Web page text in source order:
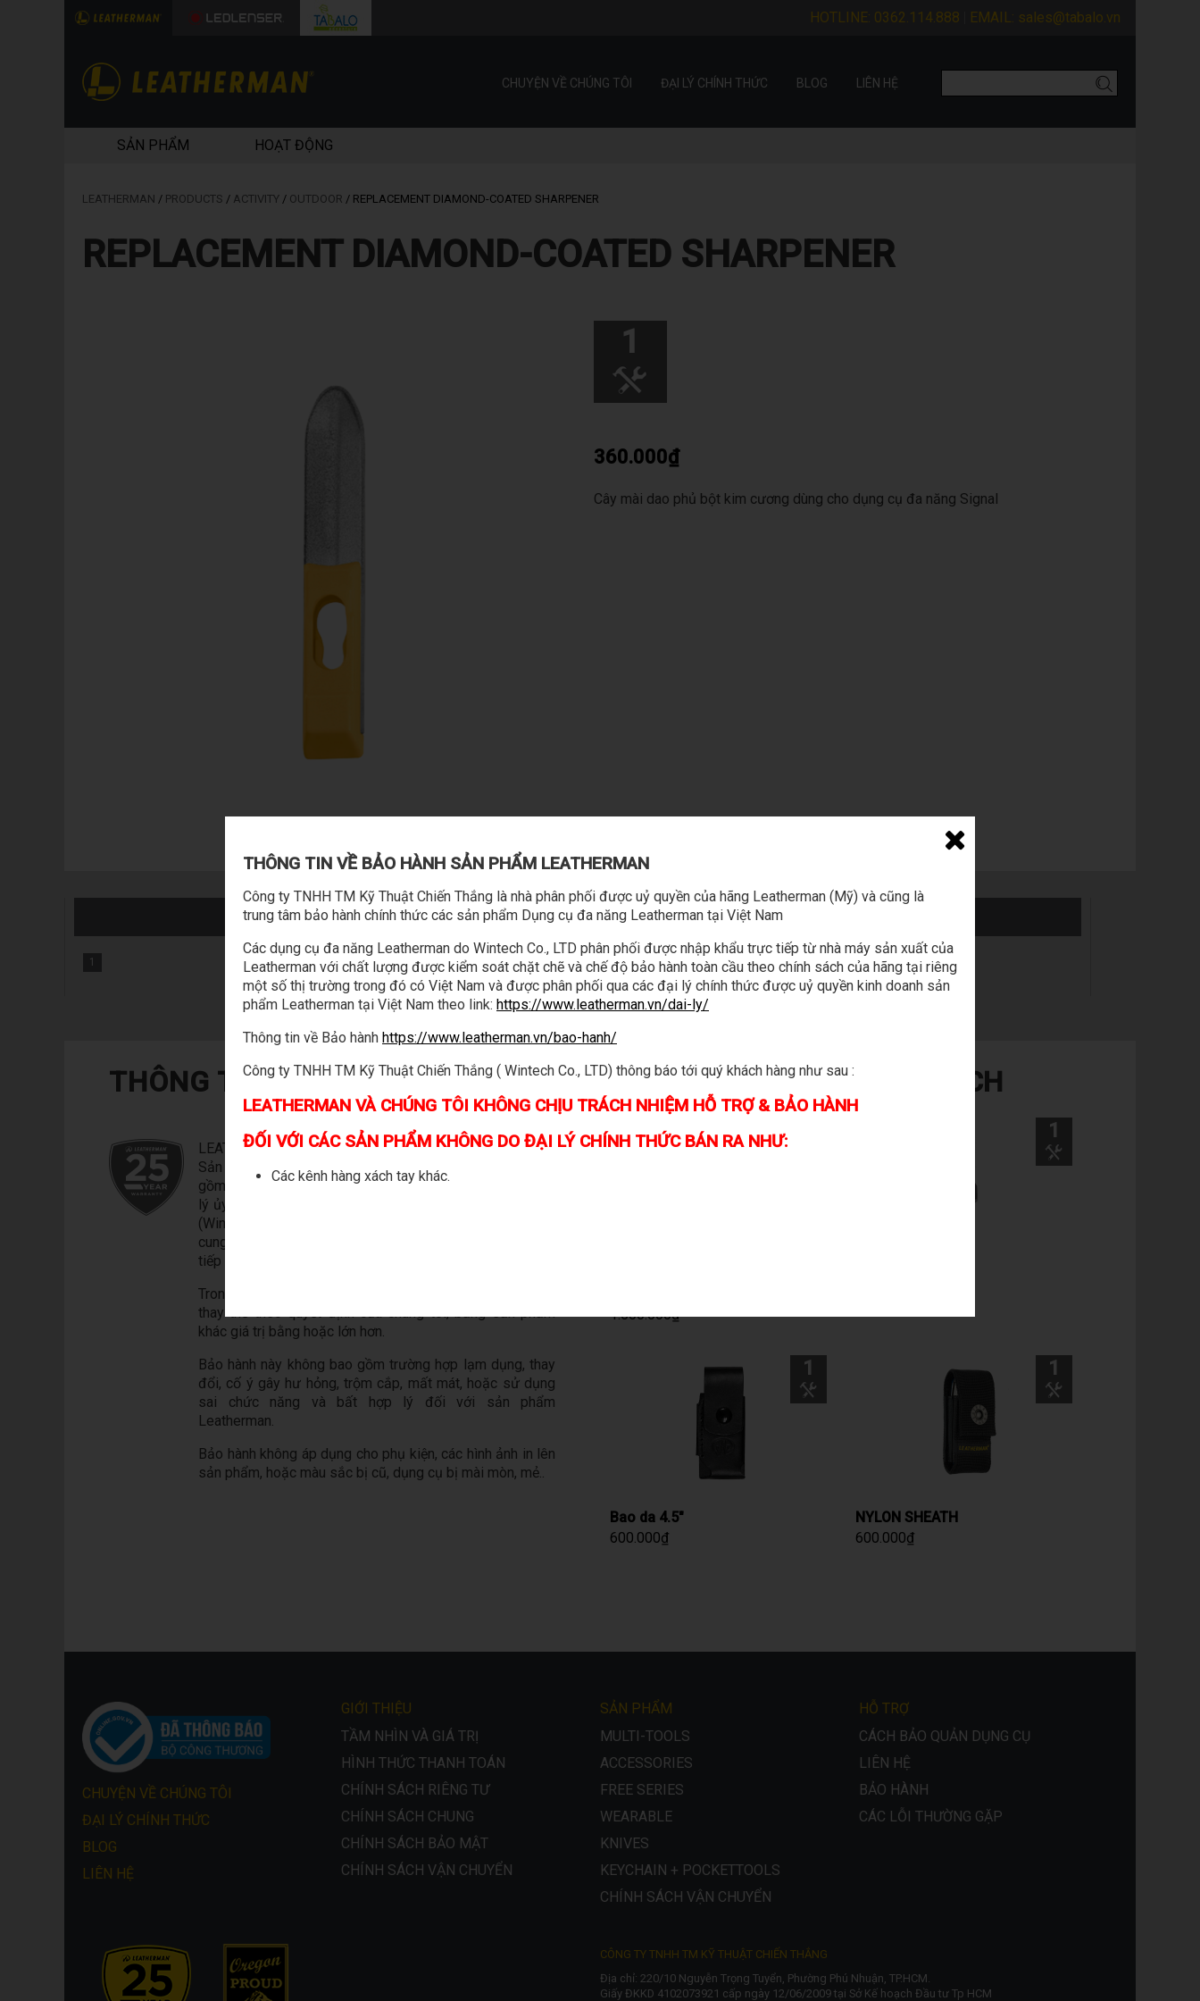
HOTLINE: 0362.114.888 EMAIL: sales@tabalo.vn
CHUYỆN VỀ CHÚNG TÔI ĐẠI LÝ CHÍNH THỨC BLOG LIÊN HỆ
SẢN PHẨM HOẠT ĐỘNG
LEATHERMAN / PRODUCTS / ACTIVITY / OUTDOOR / REPLACEMENT DIAMOND-COATED SHARPENER
REPLACEMENT DIAMOND-COATED SHARPENER
1
360.000₫
Cây mài dao phủ bột kim cương dùng cho dụng cụ đa năng Signal
REPLACEMENT DIAMOND-COATED SHARPENER - BOX TOOLS
1
THÔNG TIN BẢO HÀNH
LEATHERMAN : 25 NĂM BẢO HÀNH TOÀN CẦU
Sản phẩm Leatherman được bảo hành tại Việt Nam bao
gồm các dụng cụ đa năng Leatherman, được mua qua đại
lý ủy quyền của Công ty TNHH TM Kỹ Thuật Chiến Thắng
(Wintech Co., Ltd ), chúng tôi có thể yêu cầu quý khách
cung cấp hoá đơn mua hàng hoặc các chứng từ khác khi
tiếp nhận sản phẩm bảo hành.
Trong trường hợp có hư hỏng, chúng tôi sẽ sửa chữa hoặc
thay thế theo quyết định của chúng tôi, bằng sản phẩm
khác giá trị bằng hoặc lớn hơn.
Bảo hành này không bao gồm trường hợp lạm dụng, thay
đổi, cố ý gây hư hỏng, trộm cắp, mất mát, hoặc sử dụng
sai chức năng và bất hợp lý đối với sản phẩm
Leatherman.
Bảo hành không áp dụng cho phụ kiện, các hình ảnh in lên
sản phẩm, hoặc màu sắc bị cũ, dụng cụ bị mài mòn, mẻ..
SẢN PHẨM CÓ THỂ BẠN THÍCH
1.500.000₫
1
1
Bao da 4.5″
600.000₫
1
NYLON SHEATH
600.000₫
CHUYỆN VỀ CHÚNG TÔI
ĐẠI LÝ CHÍNH THỨC
BLOG
LIÊN HỆ
GIỚI THIỆU
TẦM NHÌN VÀ GIÁ TRỊ
HÌNH THỨC THANH TOÁN
CHÍNH SÁCH RIÊNG TƯ
CHÍNH SÁCH CHUNG
CHÍNH SÁCH BẢO MẬT
CHÍNH SÁCH VẬN CHUYỂN
SẢN PHẨM
MULTI-TOOLS
ACCESSORIES
FREE SERIES
WEARABLE
KNIVES
KEYCHAIN + POCKETTOOLS
CHÍNH SÁCH VẬN CHUYỂN
HỖ TRỢ
CÁCH BẢO QUẢN DỤNG CỤ
LIÊN HỆ
BẢO HÀNH
CÁC LỖI THƯỜNG GẶP
CÔNG TY TNHH TM KỸ THUẬT CHIẾN THẮNG
Địa chỉ: 220/10 Nguyễn Trọng Tuyển, Phường Phú Nhuận, TP.HCM.
Giấy ĐKKD 4102073921 cấp ngày 12/06/2009 tại Sở Kế hoạch Đầu tư Tp HCM
THÔNG TIN VỀ BẢO HÀNH SẢN PHẨM LEATHERMAN
Công ty TNHH TM Kỹ Thuật Chiến Thắng là nhà phân phối được uỷ quyền của hãng Leatherman (Mỹ) và cũng là
trung tâm bảo hành chính thức các sản phẩm Dụng cụ đa năng Leatherman tại Việt Nam
Các dụng cụ đa năng Leatherman do Wintech Co., LTD phân phối được nhập khẩu trực tiếp từ nhà máy sản xuất của
Leatherman với chất lượng được kiểm soát chặt chẽ và chế độ bảo hành toàn cầu theo chính sách của hãng tại riêng
một số thị trường trong đó có Việt Nam và được phân phối qua các đại lý chính thức được uỷ quyền kinh doanh sản
phẩm Leatherman tại Việt Nam theo link: https://www.leatherman.vn/dai-ly/
Thông tin về Bảo hành https://www.leatherman.vn/bao-hanh/
Công ty TNHH TM Kỹ Thuật Chiến Thắng ( Wintech Co., LTD) thông báo tới quý khách hàng như sau :
LEATHERMAN VÀ CHÚNG TÔI KHÔNG CHỊU TRÁCH NHIỆM HỖ TRỢ & BẢO HÀNH
ĐỐI VỚI CÁC SẢN PHẨM KHÔNG DO ĐẠI LÝ CHÍNH THỨC BÁN RA NHƯ:
Các kênh hàng xách tay khác.